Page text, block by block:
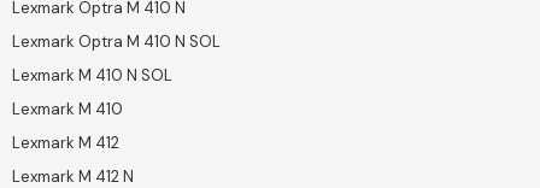
Lexmark Optra M 410 N
Lexmark Optra M 410 N SOL
Lexmark M 410 N SOL
Lexmark M 410
Lexmark M 412
Lexmark M 412 N